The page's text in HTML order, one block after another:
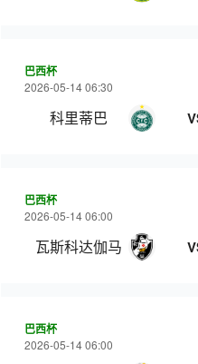
巴西杯
2026-05-14 06:30
科里蒂巴
巴西杯
2026-05-14 06:00
瓦斯科达伽马
巴西杯
2026-05-14 06:00